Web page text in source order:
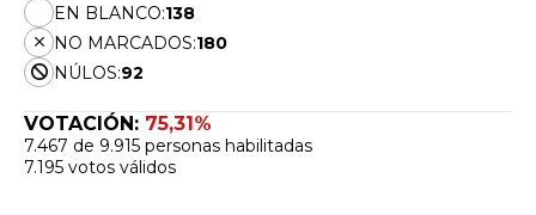
EN BLANCO:138
NO MARCADOS:180
NÚLOS:92
VOTACIÓN: 75,31%
7.467 de 9.915 personas habilitadas
7.195 votos válidos